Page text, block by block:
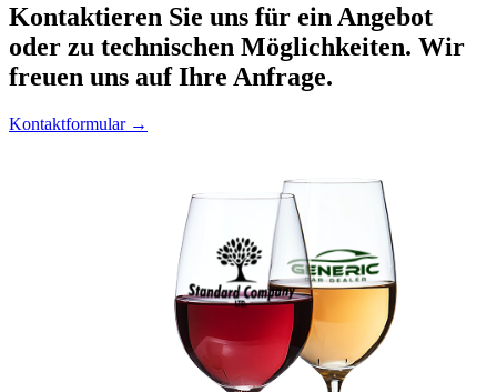
Kontaktieren Sie uns für ein Angebot
oder zu technischen Möglichkeiten. Wir
freuen uns auf Ihre Anfrage.
Kontaktformular →